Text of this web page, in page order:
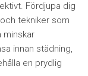
Fördjupa dig
tekniker som
minskar
innan städning,
en prydlig